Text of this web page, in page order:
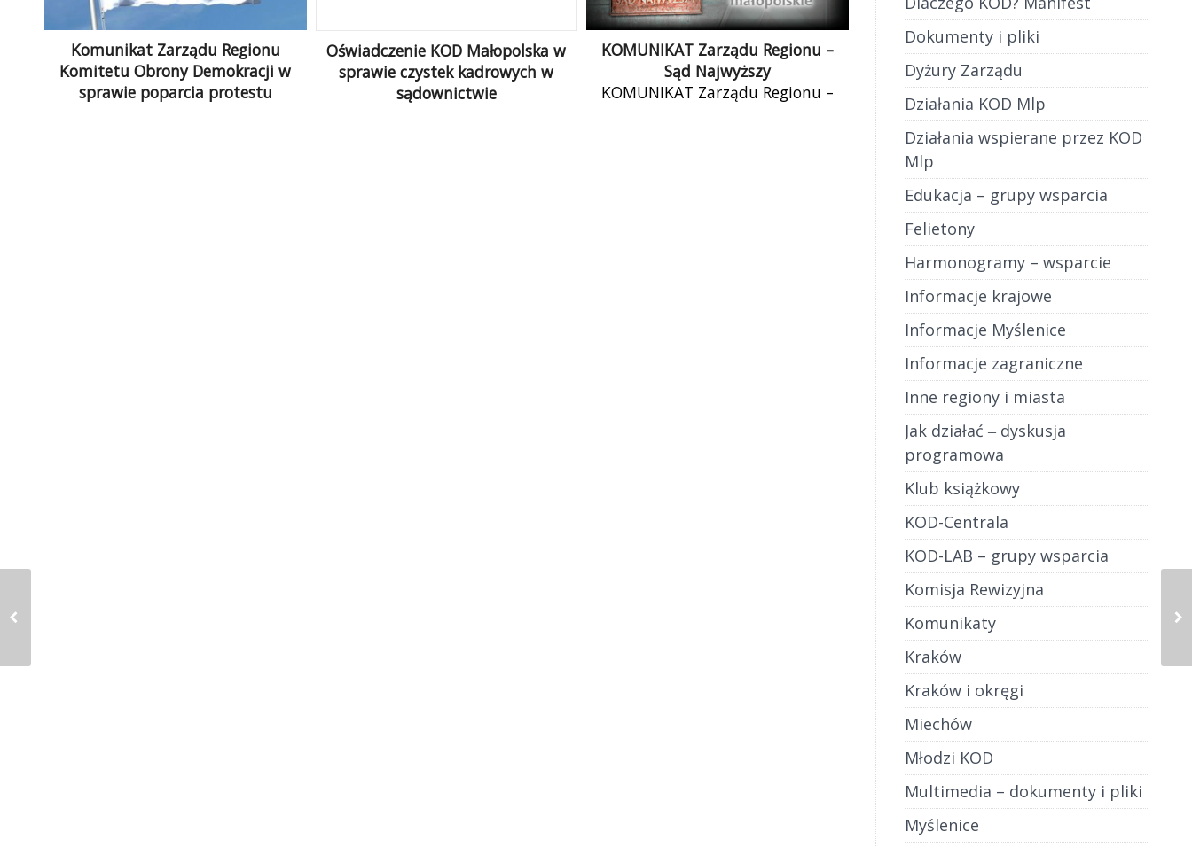
Komunikat Zarządu Regionu
Komitetu Obrony Demokracji w
sprawie poparcia protestu
Oświadczenie KOD Małopolska w
sprawie czystek kadrowych w
sądownictwie
KOMUNIKAT Zarządu Regionu –
Sąd Najwyższy
KOMUNIKAT Zarządu Regionu –
Dokumenty i pliki
Dyżury Zarządu
Działania KOD Mlp
Działania wspierane przez KOD
Mlp
Edukacja – grupy wsparcia
Felietony
Harmonogramy – wsparcie
Informacje krajowe
Informacje Myślenice
Informacje zagraniczne
Inne regiony i miasta
Jak działać ‒ dyskusja
programowa
Klub książkowy
KOD-Centrala
KOD-LAB – grupy wsparcia
Komisja Rewizyjna
Komunikaty
Kraków
Kraków i okręgi
Miechów
Młodzi KOD
Multimedia – dokumenty i pliki
Myślenice